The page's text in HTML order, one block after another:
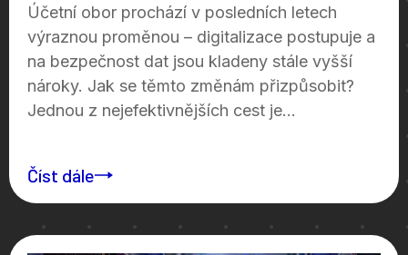
Účetní obor prochází v posledních letech
výraznou proměnou – digitalizace postupuje a
na bezpečnost dat jsou kladeny stále vyšší
nároky. Jak se těmto změnám přizpůsobit?
Jednou z nejefektivnějších cest je...
Číst dále